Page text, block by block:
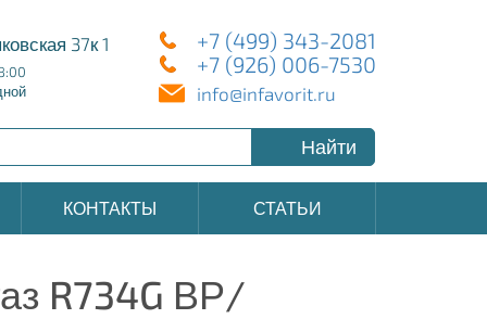
37к 1
+7 (499) 343-2081
+7 (926) 006-7530
info@infavorit.ru
Найти
КОНТАКТЫ СТАТЬИ
R734G ВР/